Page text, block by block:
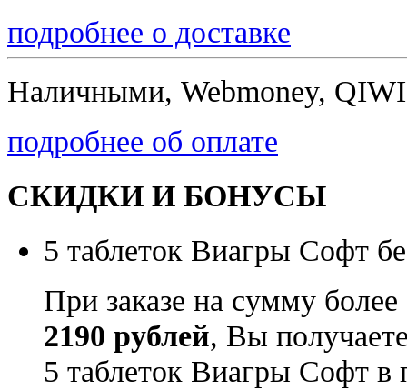
подробнее о доставке
Наличными, Webmoney,
подробнее об оплате
СКИДКИ И БОНУСЫ
5 таблеток Виагры Софт
При заказе на сумму более
2190 рублей, Вы
5 таблеток Виагры Софт в